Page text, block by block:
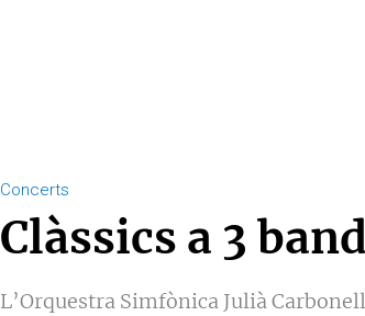
Concerts
Clàssics a 3
L’Orquestra Simfònica Julià